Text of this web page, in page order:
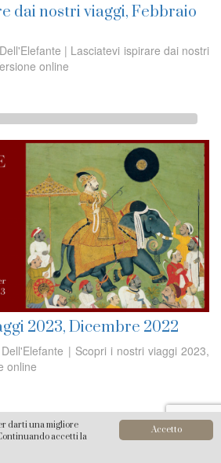
Accetto
darti una migliore
accetti la
dai nostri viaggi, Febbraio
| Lasciatevi ispirare dai nostri
online
2023, Dicembre 2022
| Scopri i nostri viaggi 2023,
online